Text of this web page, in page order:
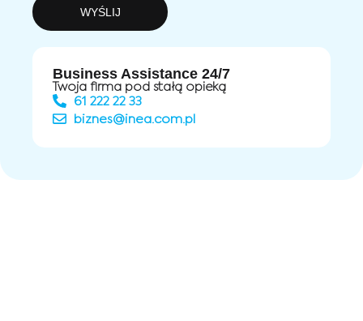
WYŚLIJ
Business Assistance 24/7
Twoja firma pod stałą opieką
61 222 22 33
biznes@inea.com.pl